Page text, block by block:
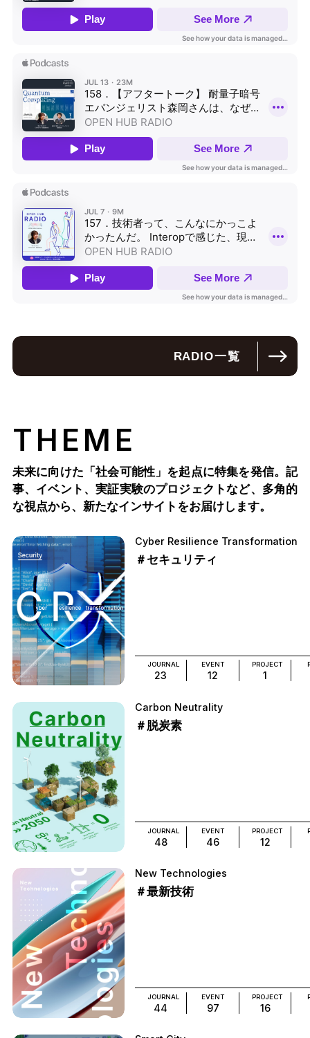
RADIO一覧
THEME
未来に向けた「社会可能性」を起点に特集を発信。記
事、イベント、実証実験のプロジェクトなど、多角的
な視点から、新たなインサイトをお届けします。
Cyber Resilience Transformation
＃セキュリティ
JOURNAL
23
EVENT
12
PROJECT
1
Carbon Neutrality
＃脱炭素
JOURNAL
48
EVENT
46
PROJECT
12
New Technologies
＃最新技術
JOURNAL
44
EVENT
97
PROJECT
16